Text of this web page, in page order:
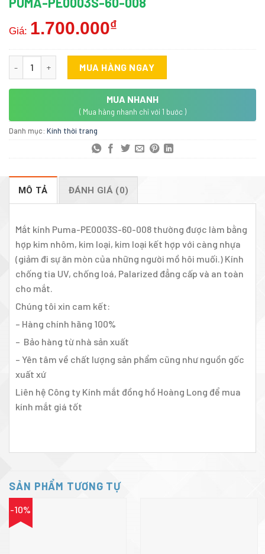
Giá: 1.700.000₫
Puma-PE0003S-60-008 số lượng
MUA HÀNG NGAY
MUA NHANH
( Mua hàng nhanh chỉ với 1 bước )
Danh mục: Kính thời trang
MÔ TẢ ĐÁNH GIÁ (0)
Mắt kính Puma-PE0003S-60-008 thường được làm bằng
hợp kim nhôm, kim loại, kim loại kết hợp với càng nhựa
(giảm đi sự ăn mòn của những người mồ hôi muối.) Kính
chống tia UV, chống loá, Palarized đẳng cấp và an toàn
cho mắt.
Chúng tôi xin cam kết:
– Hàng chính hãng 100%
– Bảo hàng từ nhà sản xuất
– Yên tâm về chất lượng sản phẩm cũng như nguồn gốc
xuất xứ
Liên hệ Công ty Kính mắt đồng hồ Hoàng Long để mua
kính mắt giá tốt
SẢN PHẨM TƯƠNG TỰ
-10%